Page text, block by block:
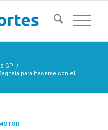
GP /
para hacerse con el